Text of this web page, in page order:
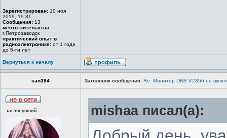
Зарегистрирован: 10 ноя
2019, 19:31
Сообщения: 13
место жительства:
г.Петрозаводск
практический опыт в
радиоэлектронике: от 1 года
до 5-ти лет
Вернуться к началу
san384 Заголовок сообщения: Re: Монитор DNS V2356 не
заглянувший mishaa писал(а):